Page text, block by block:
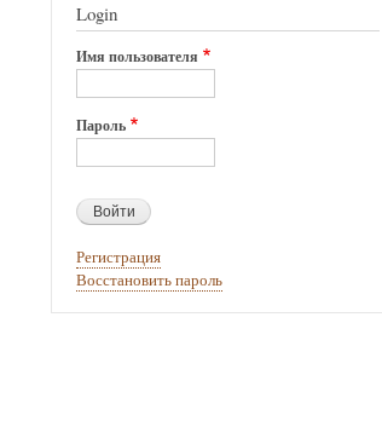
Login
Имя пользователя
Пароль
Регистрация
Восстановить пароль